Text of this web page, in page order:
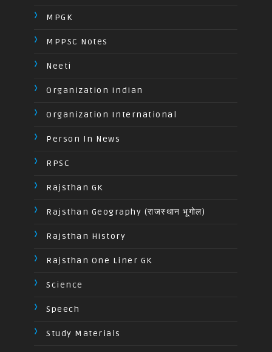
MPGK
MPPSC Notes
Neeti
Organization Indian
Organization International
Person In News
RPSC
Rajsthan GK
Rajsthan Geography (राजस्थान भूगोल)
Rajsthan History
Rajsthan One Liner GK
Science
Speech
Study Materials